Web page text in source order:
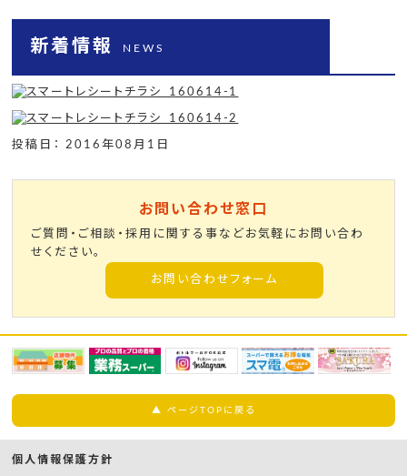
新着情報 NEWS
投稿日： 2016年08月1日
お問い合わせ窓口
ご質問・ご相談・採用に関する事などお気軽にお問い合わ
せください。
お問い合わせフォーム
▲ ページTOPに戻る
個人情報保護方針